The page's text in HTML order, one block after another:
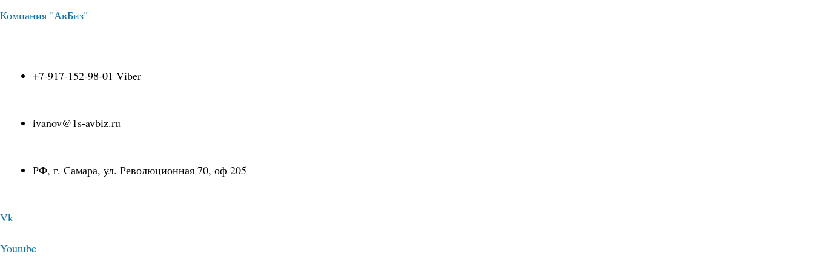
Перейти
содержимому
Компания "АвБиз"
+7-917-152-98-01 Viber
ivanov@1s-avbiz.ru
РФ, г. Самара, ул. Революционная 70, оф 205
Vk
Youtube
Навигация
записям